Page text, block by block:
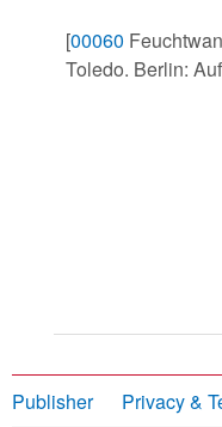
[00060
Toledo. Berlin:
Publisher Privacy &